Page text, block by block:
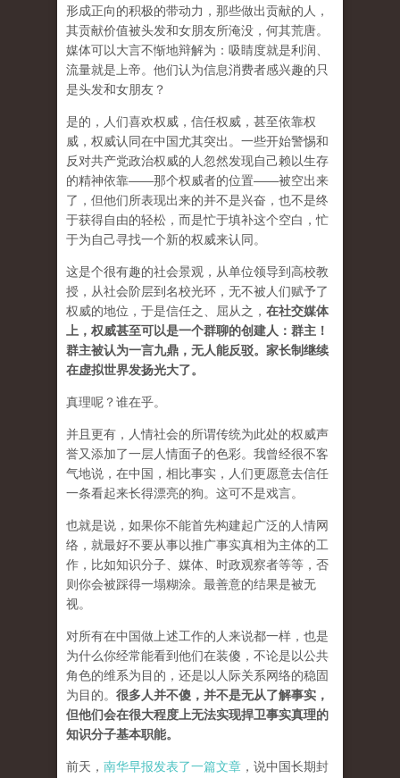
形成正向的积极的带动力，那些做出贡献的人，
其贡献价值被头发和女朋友所淹没，何其荒唐。
媒体可以大言不惭地辩解为：吸睛度就是利润、
流量就是上帝。他们认为信息消费者感兴趣的只
是头发和女朋友？
是的，人们喜欢权威，信任权威，甚至依靠权
威，权威认同在中国尤其突出。一些开始警惕和
反对共产党政治权威的人忽然发现自己赖以生存
的精神依靠——那个权威者的位置——被空出来
了，但他们所表现出来的并不是兴奋，也不是终
于获得自由的轻松，而是忙于填补这个空白，忙
于为自己寻找一个新的权威来认同。
这是个很有趣的社会景观，从单位领导到高校教
授，从社会阶层到名校光环，无不被人们赋予了
权威的地位，于是信任之、屈从之， 在社交媒体
上，权威甚至可以是一个群聊的创建人：群主！
群主被认为一言九鼎，无人能反驳。家长制继续
在虚拟世界发扬光大了。
真理呢？谁在乎。
并且更有，人情社会的所谓传统为此处的权威声
誉又添加了一层人情面子的色彩。我曾经很不客
气地说，在中国，相比事实，人们更愿意去信任
一条看起来长得漂亮的狗。这可不是戏言。
也就是说，如果你不能首先构建起广泛的人情网
络，就最好不要从事以推广事实真相为主体的工
作，比如知识分子、媒体、时政观察者等等，否
则你会被踩得一塌糊涂。最善意的结果是被无
视。
对所有在中国做上述工作的人来说都一样，也是
为什么你经常能看到他们在装傻，不论是以公共
角色的维系为目的，还是以人际关系网络的稳固
为目的。 很多人并不傻，并不是无从了解事实，
但他们会在很大程度上无法实现捍卫事实真理的
知识分子基本职能。
前天， 南华早报发表了一篇文章 ，说中国长期封